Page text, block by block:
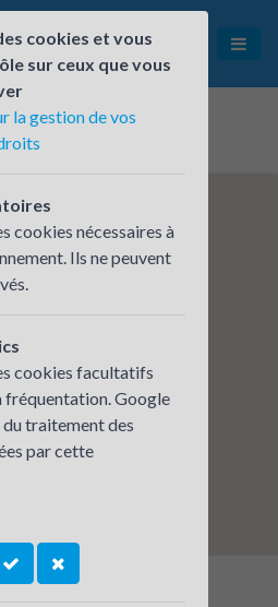
Les Versants d'Aime
cookies et vous
sur ceux que vous
la gestion de vos
cookies nécessaires à
Ils ne peuvent
cookies facultatifs
fréquentation. Google
traitement des
par cette